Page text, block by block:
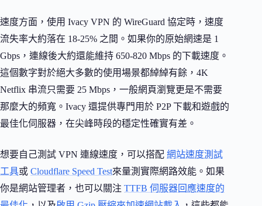
速度方面，使用 Ivacy VPN 的 WireGuard 協定時，速度
流失率大約落在 18-25% 之間。如果你的原始網速是 1
Gbps，連線後大約還能維持 650-820 Mbps 的下載速度。
這個數字對於絕大多數的使用場景都綽綽有餘，4K
Netflix 串流只需要 25 Mbps，一般網頁瀏覽更是不需要
那麼大的頻寬。Ivacy 還提供專門用於 P2P 下載和遊戲的
最佳化伺服器，在尖峰時段的穩定性確實有差。
想要自己測試 VPN 連線速度，可以搭配 網站速度測試
工具或 Cloudflare Speed Test來量測實際網路效能。如果
你是網站管理者，也可以關注 TTFB 伺服器回應速度的